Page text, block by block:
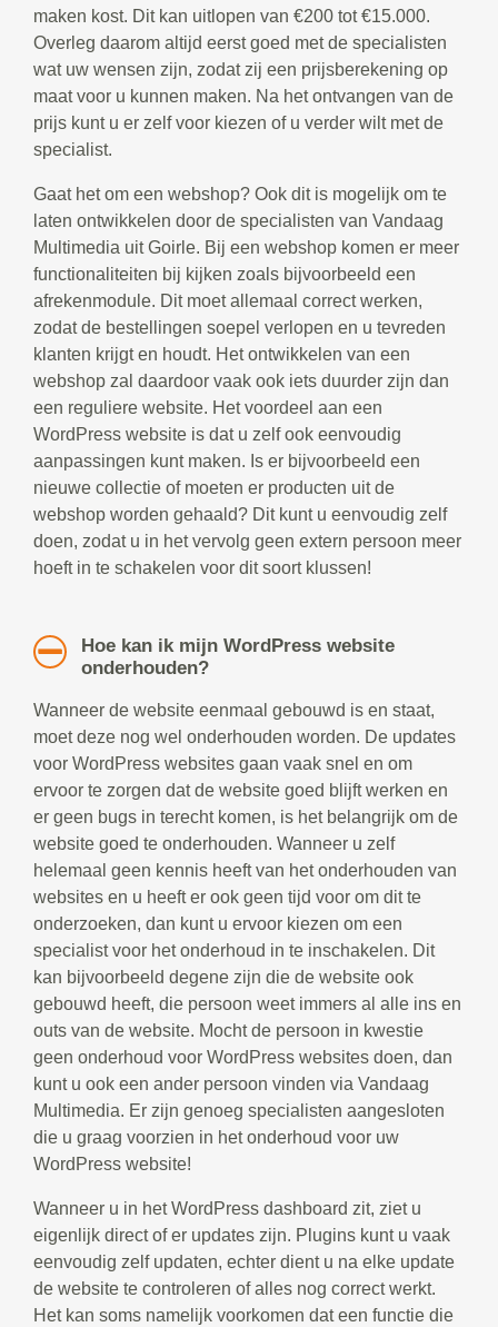
maken kost. Dit kan uitlopen van €200 tot €15.000.
Overleg daarom altijd eerst goed met de specialisten
wat uw wensen zijn, zodat zij een prijsberekening op
maat voor u kunnen maken. Na het ontvangen van de
prijs kunt u er zelf voor kiezen of u verder wilt met de
specialist.
Gaat het om een webshop? Ook dit is mogelijk om te
laten ontwikkelen door de specialisten van Vandaag
Multimedia uit Goirle. Bij een webshop komen er meer
functionaliteiten bij kijken zoals bijvoorbeeld een
afrekenmodule. Dit moet allemaal correct werken,
zodat de bestellingen soepel verlopen en u tevreden
klanten krijgt en houdt. Het ontwikkelen van een
webshop zal daardoor vaak ook iets duurder zijn dan
een reguliere website. Het voordeel aan een
WordPress website is dat u zelf ook eenvoudig
aanpassingen kunt maken. Is er bijvoorbeeld een
nieuwe collectie of moeten er producten uit de
webshop worden gehaald? Dit kunt u eenvoudig zelf
doen, zodat u in het vervolg geen extern persoon meer
hoeft in te schakelen voor dit soort klussen!
Hoe kan ik mijn WordPress website
onderhouden?
Wanneer de website eenmaal gebouwd is en staat,
moet deze nog wel onderhouden worden. De updates
voor WordPress websites gaan vaak snel en om
ervoor te zorgen dat de website goed blijft werken en
er geen bugs in terecht komen, is het belangrijk om de
website goed te onderhouden. Wanneer u zelf
helemaal geen kennis heeft van het onderhouden van
websites en u heeft er ook geen tijd voor om dit te
onderzoeken, dan kunt u ervoor kiezen om een
specialist voor het onderhoud in te inschakelen. Dit
kan bijvoorbeeld degene zijn die de website ook
gebouwd heeft, die persoon weet immers al alle ins en
outs van de website. Mocht de persoon in kwestie
geen onderhoud voor WordPress websites doen, dan
kunt u ook een ander persoon vinden via Vandaag
Multimedia. Er zijn genoeg specialisten aangesloten
die u graag voorzien in het onderhoud voor uw
WordPress website!
Wanneer u in het WordPress dashboard zit, ziet u
eigenlijk direct of er updates zijn. Plugins kunt u vaak
eenvoudig zelf updaten, echter dient u na elke update
de website te controleren of alles nog correct werkt.
Het kan soms namelijk voorkomen dat een functie die